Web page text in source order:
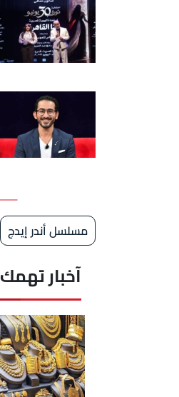
مسلسل أندر إيدج
آخبار تهمك